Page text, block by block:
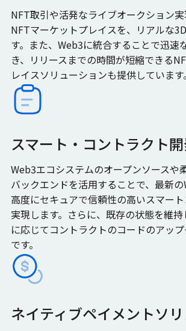
NFT取引や活発なライブオークション
NFTマーケットプレイスを、リアルな
す。また、Web3に統合することで迅速
き、リリースまでの時間が短縮できる
レイスソリューションも提供しています。
スマート・コントラクト
Web3エコシステムのオープンソースや
バックエンドを活用することで、最新
高度にセキュアで信頼性の高いスマー
実現します。さらに、既存の状態を維
に応じてコントラクトのコードのアッ
です。
ネイティブペイメントソ